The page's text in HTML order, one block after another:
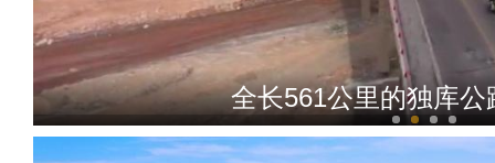
新疆昭苏云端草原夏